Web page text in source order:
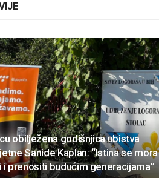
obilježena godišnjica ubistva
Sanide Kaplan: “Istina se mora
i prenositi budućim generacijama”